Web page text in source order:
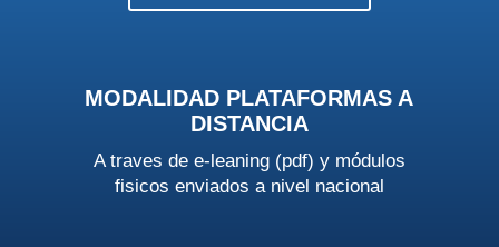
MODALIDAD PLATAFORMAS A
DISTANCIA
A traves de e-leaning (pdf) y módulos
fisicos enviados a nivel nacional